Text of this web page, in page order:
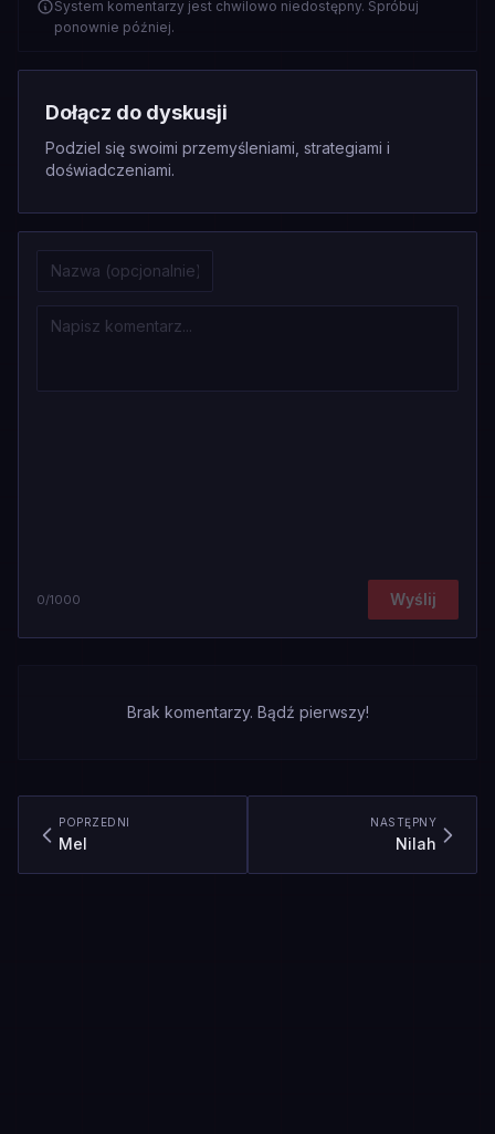
System komentarzy jest chwilowo niedostępny. Spróbuj
ponownie później.
Dołącz do dyskusji
Podziel się swoimi przemyśleniami, strategiami i
doświadczeniami.
0/1000 Wyślij
Brak komentarzy. Bądź pierwszy!
POPRZEDNI
Mel
NASTĘPNY
Nilah